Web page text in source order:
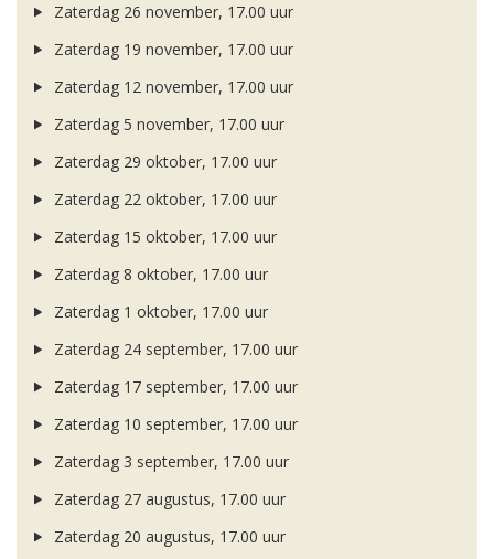
Zaterdag 26 november, 17.00 uur
Zaterdag 19 november, 17.00 uur
Zaterdag 12 november, 17.00 uur
Zaterdag 5 november, 17.00 uur
Zaterdag 29 oktober, 17.00 uur
Zaterdag 22 oktober, 17.00 uur
Zaterdag 15 oktober, 17.00 uur
Zaterdag 8 oktober, 17.00 uur
Zaterdag 1 oktober, 17.00 uur
Zaterdag 24 september, 17.00 uur
Zaterdag 17 september, 17.00 uur
Zaterdag 10 september, 17.00 uur
Zaterdag 3 september, 17.00 uur
Zaterdag 27 augustus, 17.00 uur
Zaterdag 20 augustus, 17.00 uur